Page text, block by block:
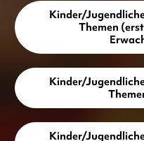
Kinder/
Themen
Kinder/
Kinder/